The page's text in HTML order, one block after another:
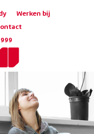
Werken bij